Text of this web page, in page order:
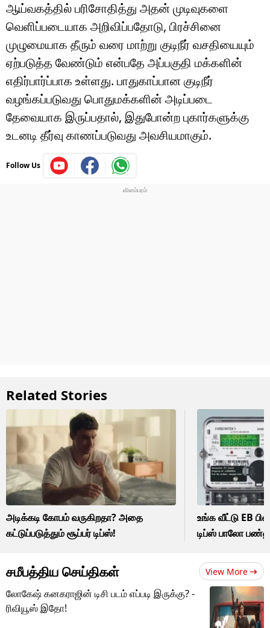
ஆய்வகத்தில் பரிசோதித்து அதன் முடிவுகளை
வெளிப்படையாக அறிவிப்பதோடு, பிரச்சினை
முழுமையாக தீரும் வரை மாற்று குடிநீர் வசதியையும்
ஏற்படுத்த வேண்டும் என்பதே அப்பகுதி மக்களின்
எதிர்பார்ப்பாக உள்ளது. பாதுகாப்பான குடிநீர்
வழங்கப்படுவது பொதுமக்களின் அடிப்படை
தேவையாக இருப்பதால், இதுபோன்ற புகார்களுக்கு
உடனடி தீர்வு காணப்படுவது அவசியமாகும்.
Follow Us
Related Stories
அடிக்கடி கோபம் வருகிறதா? அதை
கட்டுப்படுத்தும் சூப்பர் டிப்ஸ்!
உங்க வீட்டு EB
டிப்ஸ் பாலோ
சமீபத்திய செய்திகள் View More
லோகேஷ் கனகராஜின் டிசி படம் எப்படி இருக்கு? -
ரிவியூஸ் இதோ!